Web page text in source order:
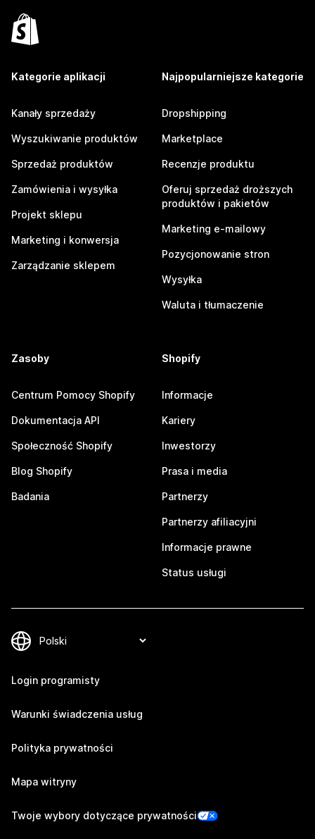
Kategorie aplikacji
Kanały sprzedaży
Wyszukiwanie produktów
Sprzedaż produktów
Zamówienia i wysyłka
Projekt sklepu
Marketing i konwersja
Zarządzanie sklepem
Najpopularniejsze kategorie
Dropshipping
Marketplace
Recenzje produktu
Oferuj sprzedaż droższych
produktów i pakietów
Marketing e-mailowy
Pozycjonowanie stron
Wysyłka
Waluta i tłumaczenie
Zasoby
Centrum Pomocy Shopify
Dokumentacja API
Społeczność Shopify
Blog Shopify
Badania
Shopify
Informacje
Kariery
Inwestorzy
Prasa i media
Partnerzy
Partnerzy afiliacyjni
Informacje prawne
Status usługi
Login programisty
Warunki świadczenia usług
Polityka prywatności
Mapa witryny
Twoje wybory dotyczące prywatności